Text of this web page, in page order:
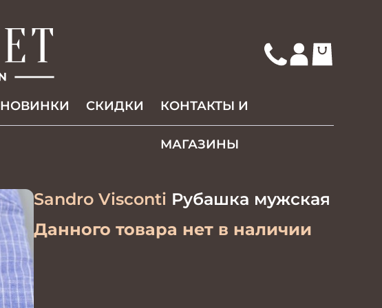
НОВИНКИ СКИДКИ КОНТАКТЫ И
МАГАЗИНЫ
Sandro Visconti Рубашка мужская
Данного товара нет в наличии